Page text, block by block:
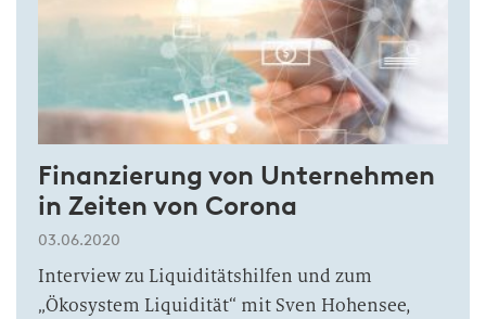
Finanzierung von Unternehmen
in Zeiten von Corona
03.06.2020
Interview zu Liquiditätshilfen und zum
„Ökosystem Liquidität“ mit Sven Hohensee,